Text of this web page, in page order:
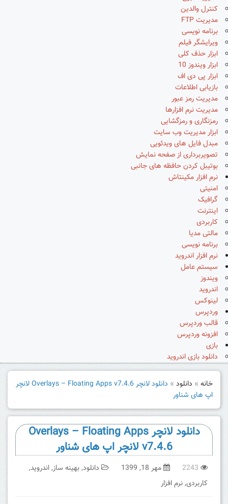
کنترل والدین
مدیریت FTP
برنامه نویسی
ویرایشگر فیلم
ابزار حذف کلی
ابزار ویندوز 10
ابزار پی دی اف
بازیابی اطلاعات
مدیریت رمز عبور
مدیریت نرم افزارها
رمزنگاری و رمزگشایی
ابزار مدیریت وب سایت
مبدل فایل های ویدئویی
تصویربرداری از صفحه نمایش
بوتیبل کردن حافظه های جانبی
نرم افزار مکینتاش
امنیتی
گرافیک
اینترنت
کاربردی
مالتی مدیا
برنامه نویسی
نرم افزار اندروید
سیستم عامل
ویندوز
اندروید
لینوکس
وردپرس
قالب وردپرس
افزونه وردپرس
بازی
دانلود بازی اندروید
خانه » دانلود »
دانلود لانچر Overlays – Floating Apps v7.4.6 لانچر
اپ های شناور
دانلود لانچر Overlays – Floating Apps
v7.4.6 لانچر اپ های شناور
2243 مهر 18, 1399 دانلود,بهینه ساز,اندروید,
کاربردی,نرم افزار